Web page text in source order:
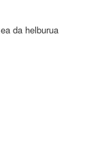
da helburua